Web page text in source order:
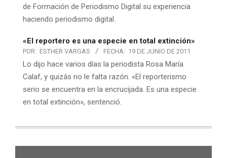
de Formación de Periodismo Digital su experiencia
haciendo periodismo digital.
«El reportero es una especie en total extinción»
POR: ESTHER VARGAS FECHA: 19 DE JUNIO DE 2011
Lo dijo hace varios días la periodista Rosa María
Calaf, y quizás no le falta razón. «El reporterismo
serio se encuentra en la encrucijada. Es una especie
en total extinción», sentenció.